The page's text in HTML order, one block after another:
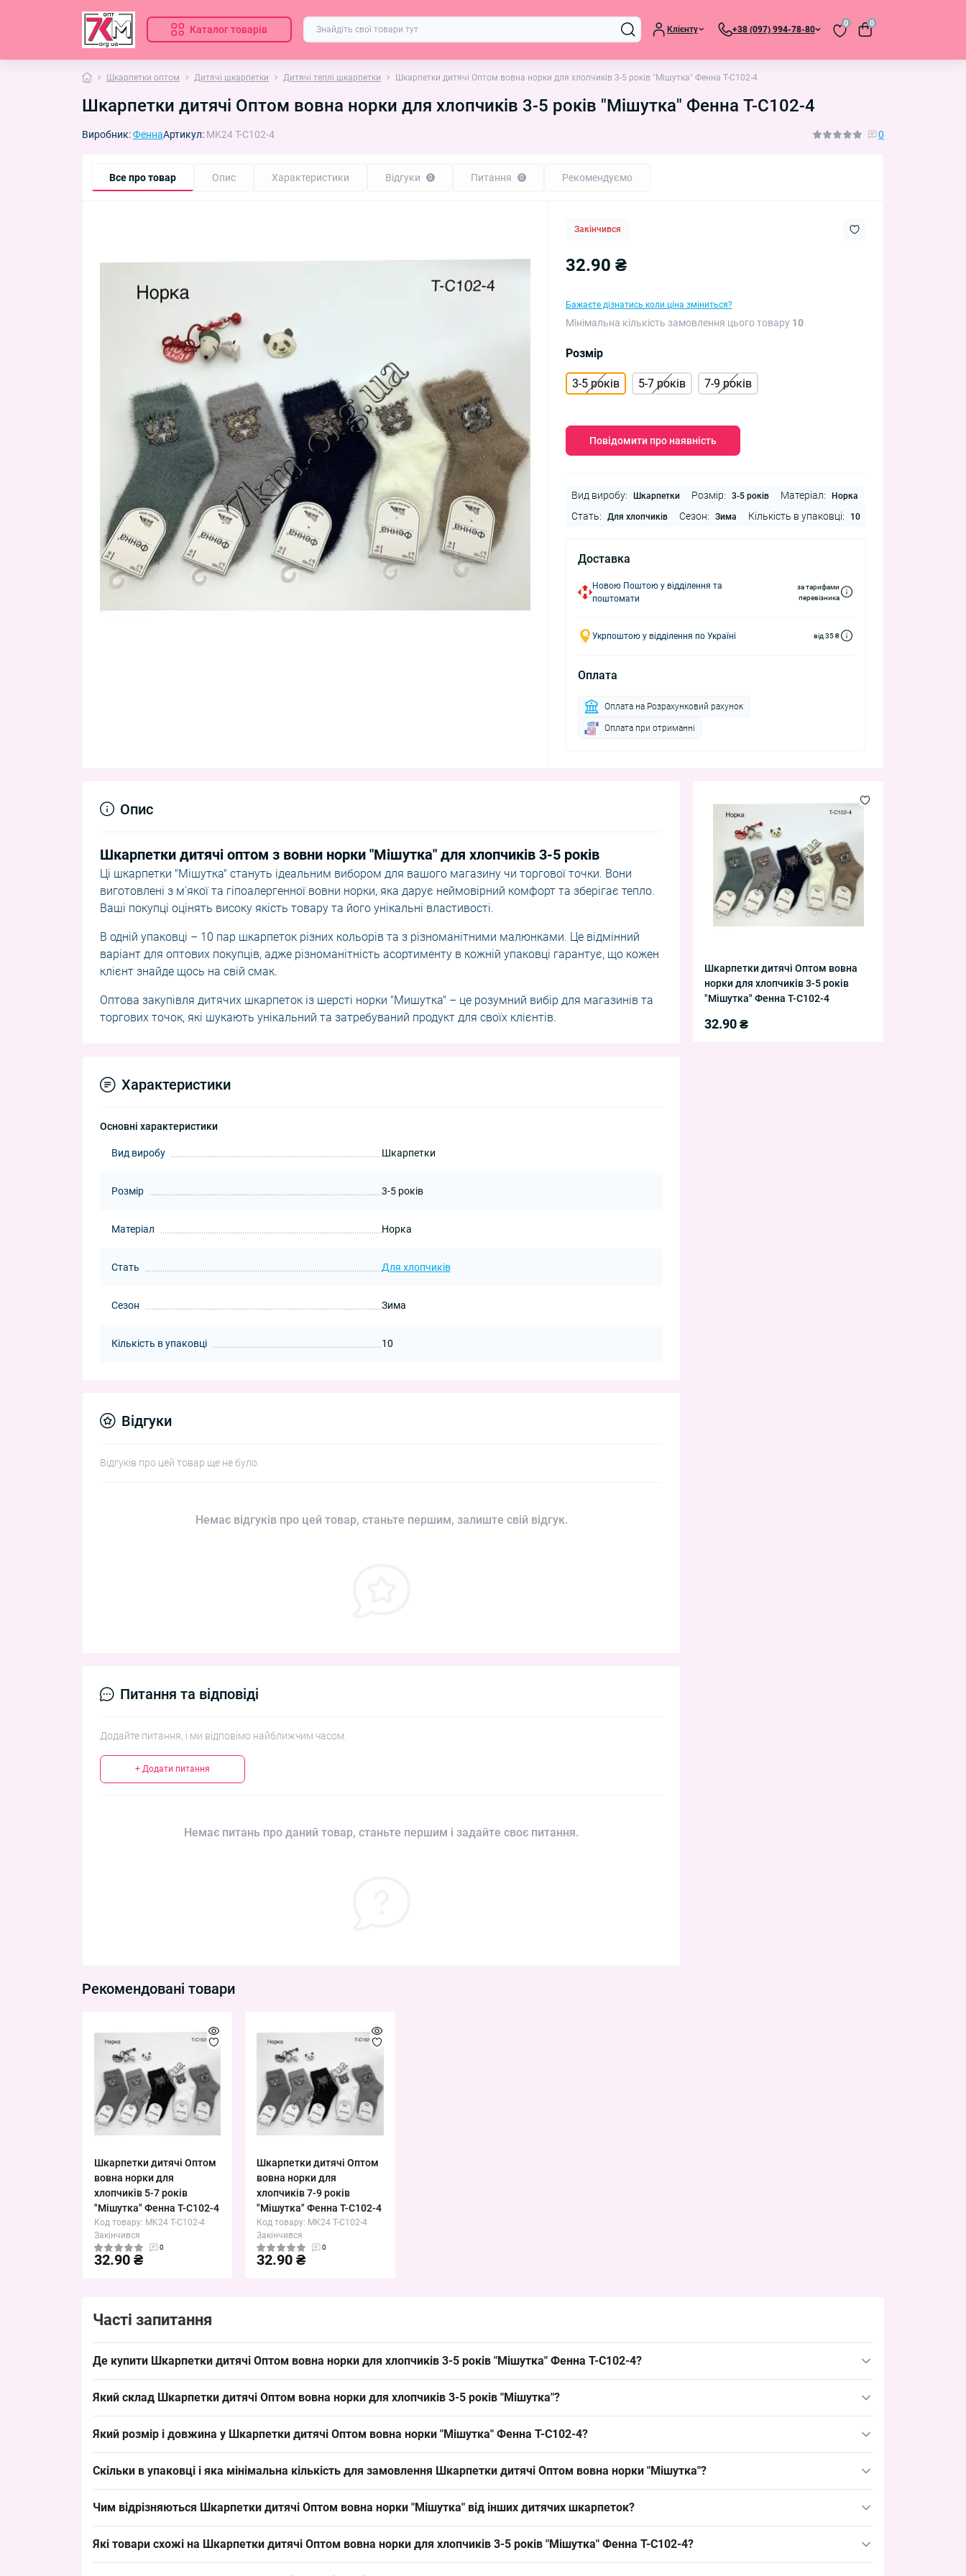
Каталог товарів Клієнту +38 (097) 994-78-80
0 0
Шкарпетки оптом Дитячі шкарпетки Дитячі теплі шкарпетки Шкарпетки дитячі Оптом вовна норки для хлопчиків 3-5 років "Мішутка" Фенна T-C102-4
Шкарпетки дитячі Оптом вовна норки для хлопчиків 3-5 років "Мішутка" Фенна T-C102-4
Виробник:ФеннаАртикул: MK24 T-C102-4 0
Все про товар Опис Характеристики Відгуки 0 Питання 0 Рекомендуємо
Закінчився
32.90 ₴
Бажаєте дізнатись коли ціна зміниться?
Мінімальна кількість замовлення цього товару 10
Розмір
3-5 років 5-7 років 7-9 років
Повідомити про наявність
Вид виробу: Шкарпетки Розмір: 3-5 років Матеріал: Норка
Стать: Для хлопчиків Сезон: Зима Кількість в упаковці: 10
Доставка
Новою Поштою у відділення та
поштомати
за тарифами
перевізника
Укрпоштою у відділення по Україні від 35 ₴
Оплата
Оплата на Розрахунковий рахунок
Оплата при отриманні
Шкарпетки дитячі Оптом вовна
норки для хлопчиків 3-5 років
"Мішутка" Фенна T-C102-4
32.90 ₴
Опис
Шкарпетки дитячі оптом з вовни норки "Мішутка" для хлопчиків 3-5 років
Ці шкарпетки "Мішутка" стануть ідеальним вибором для вашого магазину чи торгової точки. Вони
виготовлені з м'якої та гіпоалергенної вовни норки, яка дарує неймовірний комфорт та зберігає тепло.
Ваші покупці оцінять високу якість товару та його унікальні властивості.
В одній упаковці – 10 пар шкарпеток різних кольорів та з різноманітними малюнками. Це відмінний
варіант для оптових покупців, адже різноманітність асортименту в кожній упаковці гарантує, що кожен
клієнт знайде щось на свій смак.
Оптова закупівля дитячих шкарпеток із шерсті норки "Мишутка" – це розумний вибір для магазинів та
торгових точок, які шукають унікальний та затребуваний продукт для своїх клієнтів.
Характеристики
Основні характеристики
Вид виробу Шкарпетки
Розмір 3-5 років
Матеріал Норка
Стать Для хлопчиків
Сезон Зима
Кількість в упаковці 10
Відгуки
Відгуків про цей товар ще не було.
Немає відгуків про цей товар, станьте першим, залиште свій відгук.
Питання та відповіді
Додайте питання, і ми відповімо найближчим часом.
+ Додати питання
Немає питань про даний товар, станьте першим і задайте своє питання.
Рекомендовані товари
Шкарпетки дитячі Оптом
вовна норки для
хлопчиків 5-7 років
"Мішутка" Фенна T-C102-4
Код товару: MK24 T-C102-4
Закінчився
0
32.90 ₴
Шкарпетки дитячі Оптом
вовна норки для
хлопчиків 7-9 років
"Мішутка" Фенна T-C102-4
Код товару: MK24 T-C102-4
Закінчився
0
32.90 ₴
Часті запитання
Де купити Шкарпетки дитячі Оптом вовна норки для хлопчиків 3-5 років "Мішутка" Фенна T-C102-4?
розмір, що забезпечує швидкий обіг та стабільний попит у роздрібних точках.
Який склад Шкарпетки дитячі Оптом вовна норки для хлопчиків 3-5 років "Мішутка"?
що робить товар привабливим для оптових закупів у сезоні зима та розширює асортимент теплого сегмента.
Який розмір і довжина у Шкарпетки дитячі Оптом вовна норки "Мішутка" Фенна T-C102-4?
ходовим у дитячому сегменті та полегшує викладку і продаж у торгових точках.
Скільки в упаковці і яка мінімальна кількість для замовлення Шкарпетки дитячі Оптом вовна норки "Мішутка"?
формувати товарні набори для продажу в магазинах та на ринку.
Чим відрізняються Шкарпетки дитячі Оптом вовна норки "Мішутка" від інших дитячих шкарпеток?
альтернативи в категорії включають коротші або бавовняні моделі, які підходять на інші сезони. Окупність позиції — розширює асортимент і закриває базовий
попит на зимові шкарпетки.
Які товари схожі на Шкарпетки дитячі Оптом вовна норки для хлопчиків 3-5 років "Мішутка" Фенна T-C102-4?